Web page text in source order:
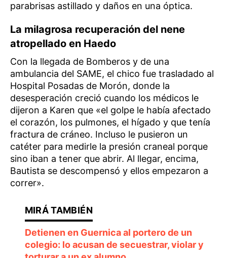
parabrisas astillado y daños en una óptica.
La milagrosa recuperación del nene
atropellado en Haedo
Con la llegada de Bomberos y de una
ambulancia del SAME, el chico fue trasladado al
Hospital Posadas de Morón, donde la
desesperación creció cuando los médicos le
dijeron a Karen que «el golpe le había afectado
el corazón, los pulmones, el hígado y que tenía
fractura de cráneo. Incluso le pusieron un
catéter para medirle la presión craneal porque
sino iban a tener que abrir. Al llegar, encima,
Bautista se descompensó y ellos empezaron a
correr».
Detienen en Guernica al portero de un
colegio: lo acusan de secuestrar, violar y